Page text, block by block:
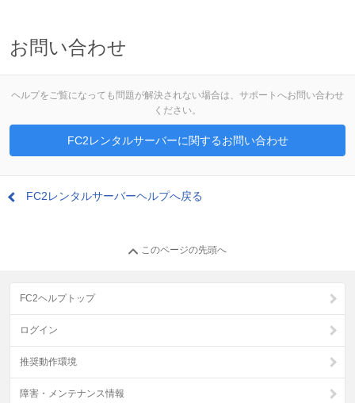
お問い合わせ
ヘルプをご覧になっても問題が解決されない場合は、サポートへお問い合わせ
ください。
FC2レンタルサーバーに関するお問い合わせ
FC2レンタルサーバーヘルプへ戻る
このページの先頭へ
FC2ヘルプトップ
ログイン
推奨動作環境
障害・メンテナンス情報